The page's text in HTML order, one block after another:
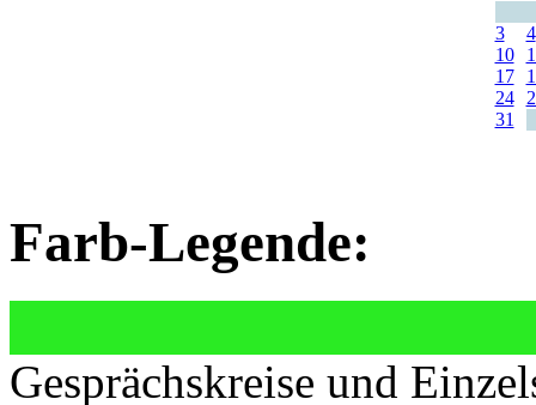
3
4
10
17
24
31
Farb-Legende:
Gesprächskreise und